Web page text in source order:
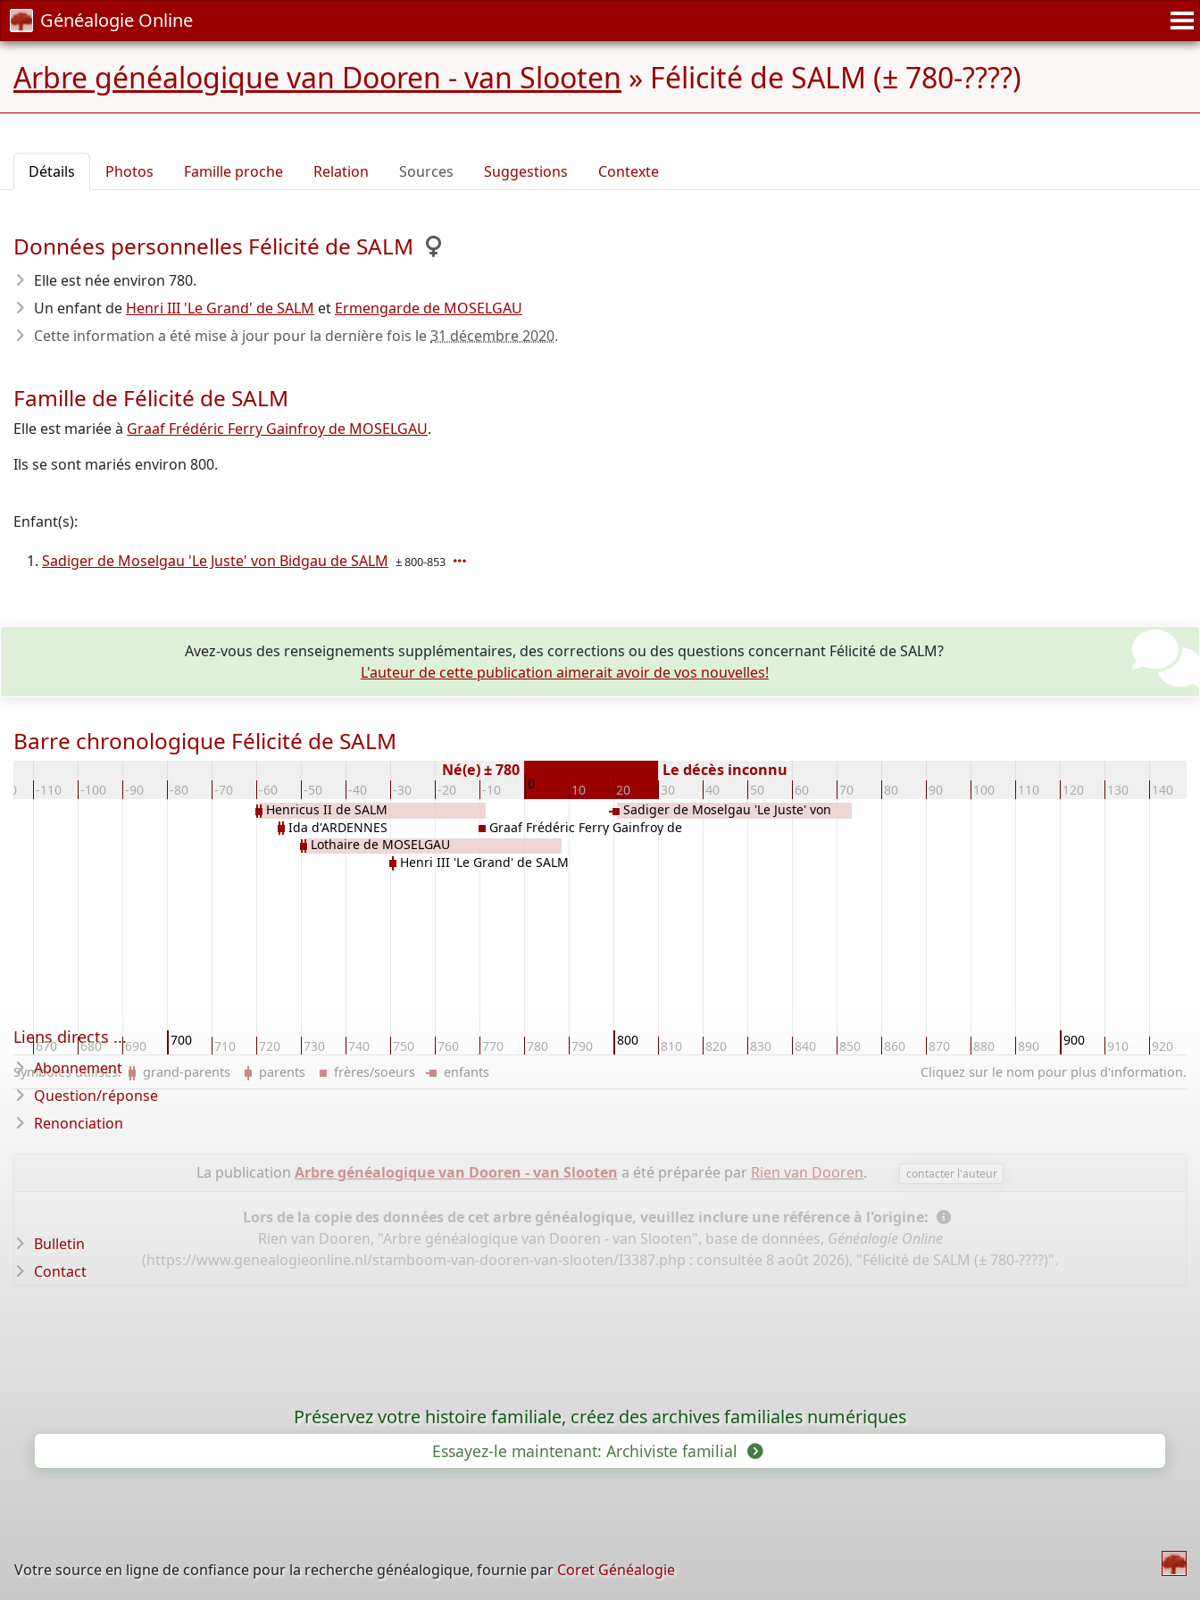
Généalogie Online
Arbre généalogique van Dooren - van Slooten » Félicité de SALM (± 780-????)
Détails Photos Famille proche Relation Sources Suggestions Contexte
Données personnelles Félicité de SALM
Elle est née environ 780.
Un enfant de Henri III 'Le Grand' de SALM et Ermengarde de MOSELGAU
Cette information a été mise à jour pour la dernière fois le31 décembre 2020.
Famille de Félicité de SALM
Elle est mariée à Graaf Frédéric Ferry Gainfroy de MOSELGAU.
Ils se sont mariés environ 800.
Enfant(s):
Sadiger de Moselgau 'Le Juste' von Bidgau de SALM ± 800-853
Avez-vous des renseignements supplémentaires, des corrections ou des questions concernant Félicité de SALM?
L'auteur de cette publication aimerait avoir de vos nouvelles!
Barre chronologique Félicité de SALM
-110 -100 -90 -80 -70 -60 -50 -40 -30 -20 -10 0 10 20 30 40 50 60 70 80 90 100 110 120 130 140
Né(e) ± 780 Le décès inconnu
670 680 690 700 710 720 730 740 750 760 770 780 790 800 810 820 830 840 850 860 870 880 890 900 910 920
Henricus II de SALM
Ida d'ARDENNES
Lothaire de MOSELGAU
Henri III 'Le Grand' de SALM
Graaf Frédéric Ferry Gainfroy de
Sadiger de Moselgau 'Le Juste' von
Bidgau de SALM
Cliquez sur le nom pour plus d'information.
Symboles utilisés: grand-parents parents frères/soeurs enfants
La publication Arbre généalogique van Dooren - van Slooten a été préparée par Rien van Dooren. contacter l'auteur
Lors de la copie des données de cet arbre généalogique, veuillez inclure une référence à l'origine:
Rien van Dooren, "Arbre généalogique van Dooren - van Slooten", base de données, Généalogie Online
(https://www.genealogieonline.nl/stamboom-van-dooren-van-slooten/I3387.php : consultée 8 août 2026), "Félicité de SALM (± 780-????)".
Liens directs ...
Abonnement
Question/réponse
Renonciation
Bulletin
Contact
Préservez votre histoire familiale, créez des archives familiales numériques
Essayez-le maintenant: Archiviste familial
Votre source en ligne de confiance pour la recherche généalogique, fournie par Coret Généalogie